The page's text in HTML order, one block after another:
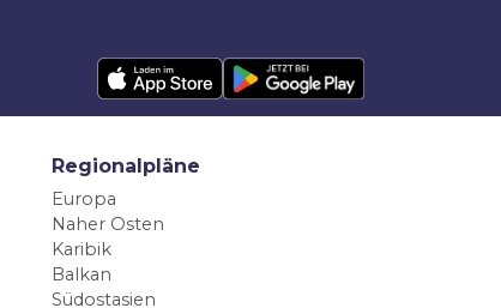
Regionalpläne
Europa
Naher Osten
Karibik
Balkan
Südostasien